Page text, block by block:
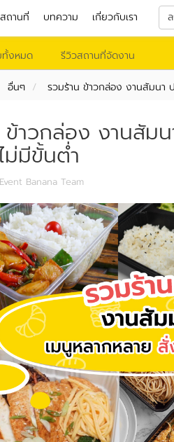
สถานที่ บทความ เกี่ยวกับเรา
ทั้งหมด รีวิวสถานที่จัดงาน
อื่นๆ รวมร้าน ข้าวกล่อง งานสัมนา
ข้าวกล่อง งานสัม
มีขั้นต่ำ
Banana Team